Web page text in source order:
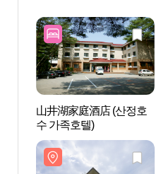
山井湖家庭酒店 (산정호
수 가족호텔)